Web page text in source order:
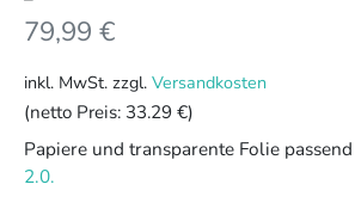
79,99 €
inkl. MwSt. zzgl. Versandkosten
(netto Preis: 33.29 €)
Papiere und transparente Folie
2.0.